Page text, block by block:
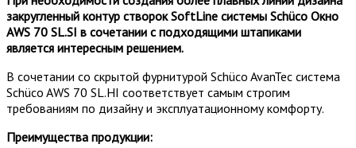
закругленный контур створок SoftLine системы Schüco​ Окно
AWS​ 70​ SL.SI ​в сочетании с подходящими штапиками
является интересным решением.
В сочетании со скрытой фурнитурой Schüco AvanTec система
Schüco AWS 70 SL.HI​ соответствует самым строгим
требованиям по дизайну и эксплуатационному комфорту.
Преимущества продукции: